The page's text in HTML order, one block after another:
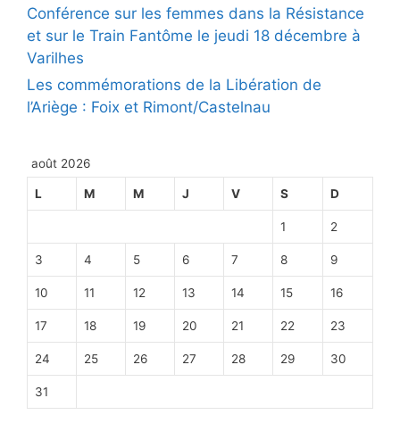
Conférence sur les femmes dans la Résistance
et sur le Train Fantôme le jeudi 18 décembre à
Varilhes
Les commémorations de la Libération de
l’Ariège : Foix et Rimont/Castelnau
août 2026
L M M J V S D
1 2
3 4 5 6 7 8 9
10 11 12 13 14 15 16
17 18 19 20 21 22 23
24 25 26 27 28 29 30
31